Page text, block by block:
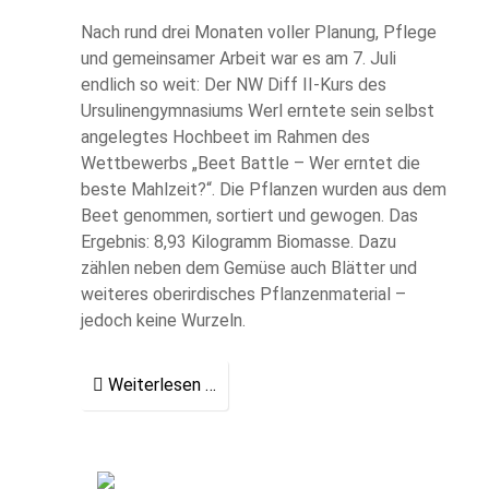
Nach rund drei Monaten voller Planung, Pflege
und gemeinsamer Arbeit war es am 7. Juli
endlich so weit: Der NW Diff II-Kurs des
Ursulinengymnasiums Werl erntete sein selbst
angelegtes Hochbeet im Rahmen des
Wettbewerbs „Beet Battle – Wer erntet die
beste Mahlzeit?“. Die Pflanzen wurden aus dem
Beet genommen, sortiert und gewogen. Das
Ergebnis: 8,93 Kilogramm Biomasse. Dazu
zählen neben dem Gemüse auch Blätter und
weiteres oberirdisches Pflanzenmaterial –
jedoch keine Wurzeln.
Weiterlesen …